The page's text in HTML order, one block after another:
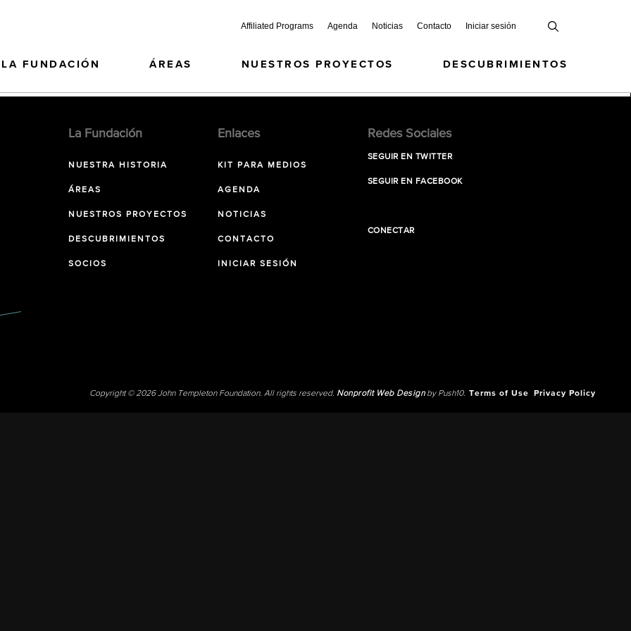
Affiliated Programs Agenda Noticias Contacto Iniciar sesión
LA FUNDACIÓN ÁREAS NUESTROS PROYECTOS DESCUBRIMIENTOS
La Fundación
NUESTRA HISTORIA
ÁREAS
NUESTROS PROYECTOS
DESCUBRIMIENTOS
SOCIOS
Enlaces
KIT PARA MEDIOS
AGENDA
NOTICIAS
CONTACTO
INICIAR SESIÓN
Redes Sociales
SEGUIR EN TWITTER
SEGUIR EN FACEBOOK
CONECTAR
Copyright © 2026 John Templeton Foundation. All rights reserved. Nonprofit Web Designby Push10. Terms of Use Privacy Policy